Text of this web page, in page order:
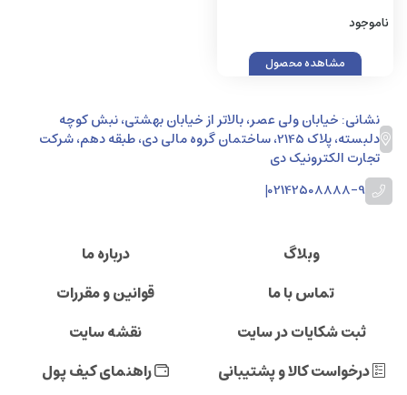
Max Midrive PS06
ناموجود
مشاهده محصول
نشانی: خیابان ولی عصر، بالاتر از خیابان بهشتی، نبش کوچه
دلبسته، پلاک 2145، ساختمان گروه مالی دی، طبقه دهم، شرکت
تجارت الکترونیک دی
02142508888-9
|
وبلاگ
درباره ما
تماس با ما
قوانین و مقررات
ثبت شکایات در سایت
نقشه سایت
درخواست کالا و پشتیبانی
راهنمای کیف پول